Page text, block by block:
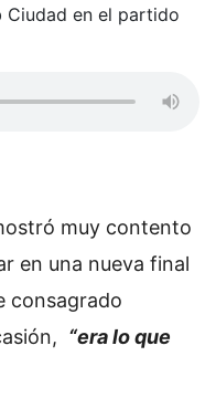
Ciudad en el partido
muy contento
en una nueva final
consagrado
“era lo que